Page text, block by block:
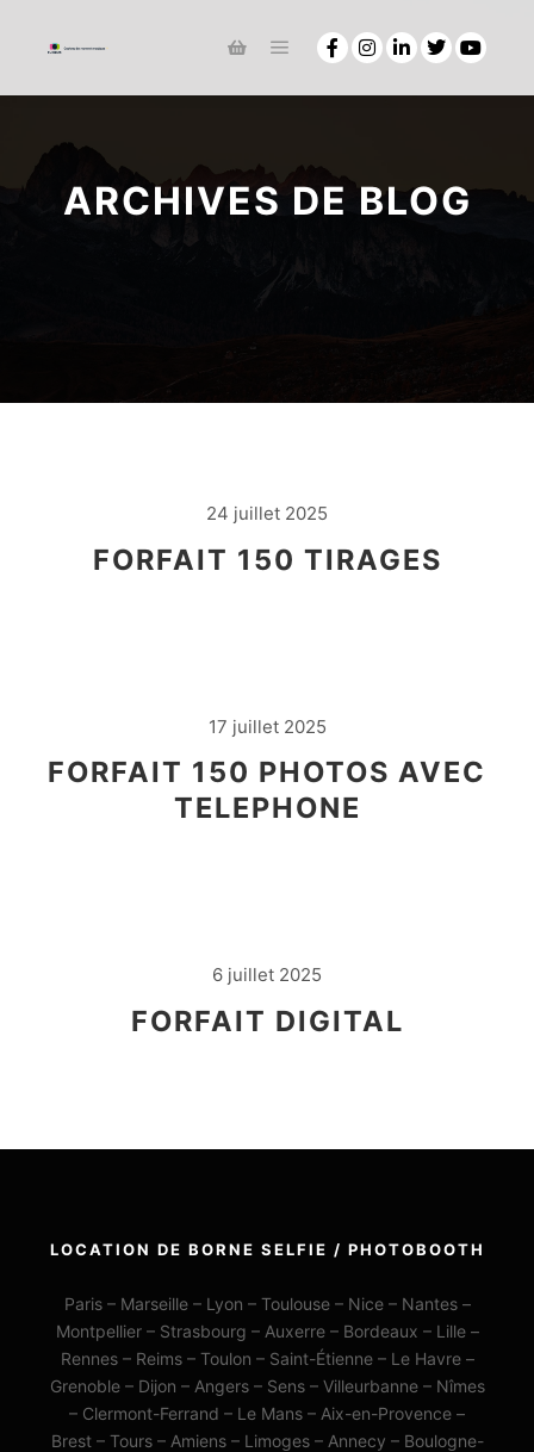
ARCHIVES DE BLOG
24 juillet 2025
FORFAIT 150 TIRAGES
17 juillet 2025
FORFAIT 150 PHOTOS AVEC
TELEPHONE
6 juillet 2025
FORFAIT DIGITAL
LOCATION DE BORNE SELFIE / PHOTOBOOTH
Paris – Marseille – Lyon – Toulouse – Nice – Nantes –
Montpellier – Strasbourg – Auxerre – Bordeaux – Lille –
Rennes – Reims – Toulon – Saint-Étienne – Le Havre –
Grenoble – Dijon – Angers – Sens – Villeurbanne – Nîmes
– Clermont-Ferrand – Le Mans – Aix-en-Provence –
Brest – Tours – Amiens – Limoges – Annecy – Boulogne-